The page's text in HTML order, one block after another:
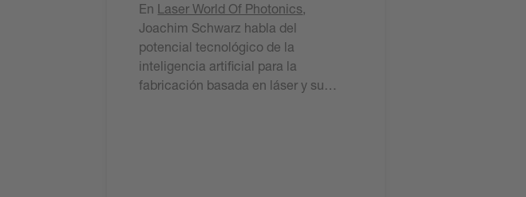
interesante?
En Laser World Of Photonics,
Joachim Schwarz habla del
potencial tecnológico de la
inteligencia artificial para la
fabricación basada en láser y su…